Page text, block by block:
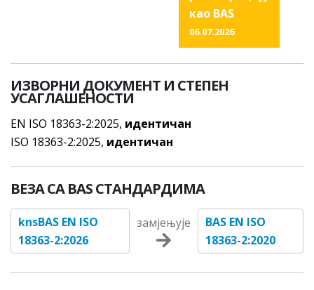
као BAS
06.07.2026
ИЗВОРНИ ДОКУМЕНТ И СТЕПЕН
УСАГЛАШЕНОСТИ
EN ISO 18363-2:2025, идентичан
ISO 18363-2:2025, идентичан
ВЕЗА СА BAS СТАНДАРДИМА
knsBAS EN ISO
18363-2:2026
замјењује
BAS EN ISO
18363-2:2020